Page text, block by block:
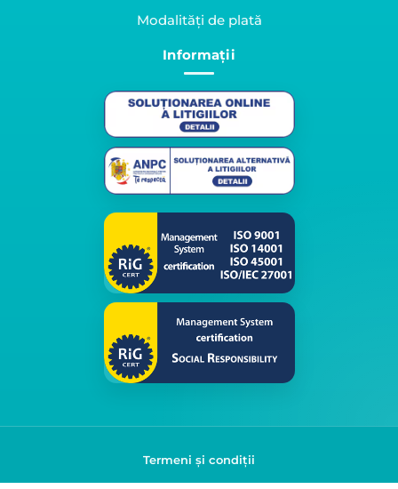
Modalități de plată
Informații
Termeni și condiții